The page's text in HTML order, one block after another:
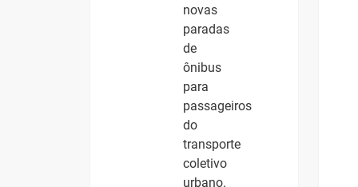
novas
paradas
de
ônibus
para
passageiros
do
transporte
coletivo
urbano.